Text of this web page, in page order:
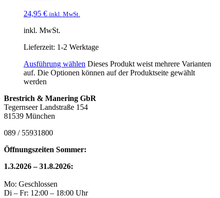
24,95 € inkl. MwSt.
inkl. MwSt.
Lieferzeit: 1-2 Werktage
Ausführung wählen Dieses Produkt weist mehrere Varianten
auf. Die Optionen können auf der Produktseite gewählt
werden
Brestrich & Manering GbR
Tegernseer Landstraße 154
81539 München
089 / 55931800
Öffnungszeiten Sommer:
1.3.2026 – 31.8.2026:
Mo: Geschlossen
Di – Fr: 12:00 – 18:00 Uhr